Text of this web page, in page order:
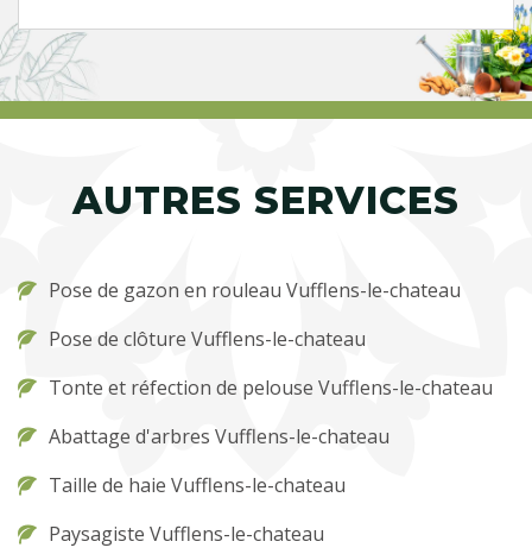
AUTRES SERVICES
Pose de gazon en rouleau Vufflens-le-chateau
Pose de clôture Vufflens-le-chateau
Tonte et réfection de pelouse Vufflens-le-chateau
Abattage d'arbres Vufflens-le-chateau
Taille de haie Vufflens-le-chateau
Paysagiste Vufflens-le-chateau